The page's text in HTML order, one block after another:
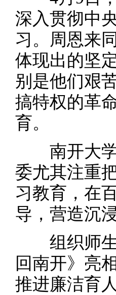
深入贯彻中
习。周恩来
体现出的坚
别是他们艰
搞特权的革
育。
南开大学
委尤其注重
习教育，在
导，营造沉
组织师生
回南开》亮
推进廉洁育